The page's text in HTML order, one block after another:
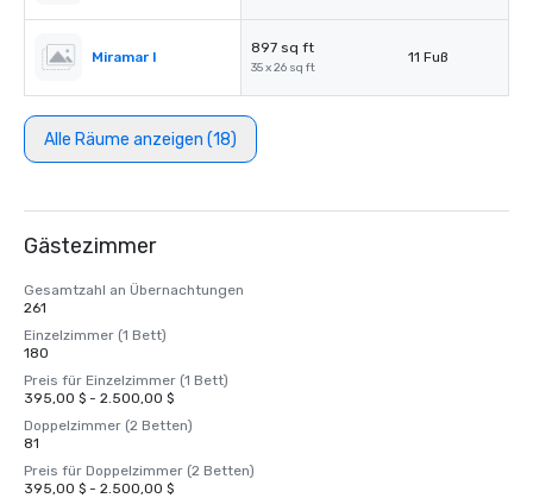
Miramar I
897 sq ft
35 x 26 sq ft
11 Fuß
Alle Räume anzeigen (18)
Gästezimmer
Gesamtzahl an Übernachtungen
261
Einzelzimmer (1 Bett)
180
Preis für Einzelzimmer (1 Bett)
395,00 $ - 2.500,00 $
Doppelzimmer (2 Betten)
81
Preis für Doppelzimmer (2 Betten)
395,00 $ - 2.500,00 $